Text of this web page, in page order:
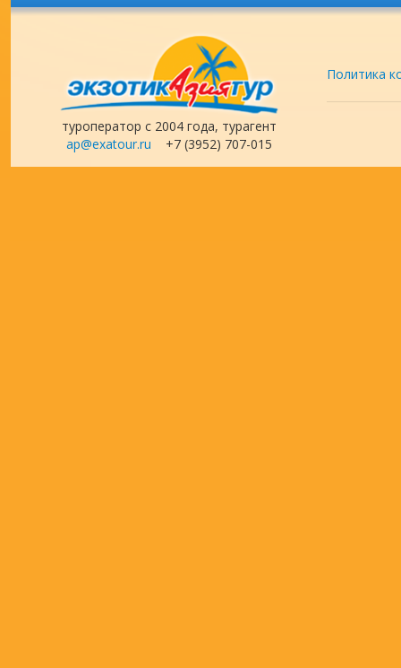
туроператор с 2004 года, турагент
ap@exatour.ru +7 (3952) 707-015
Политика